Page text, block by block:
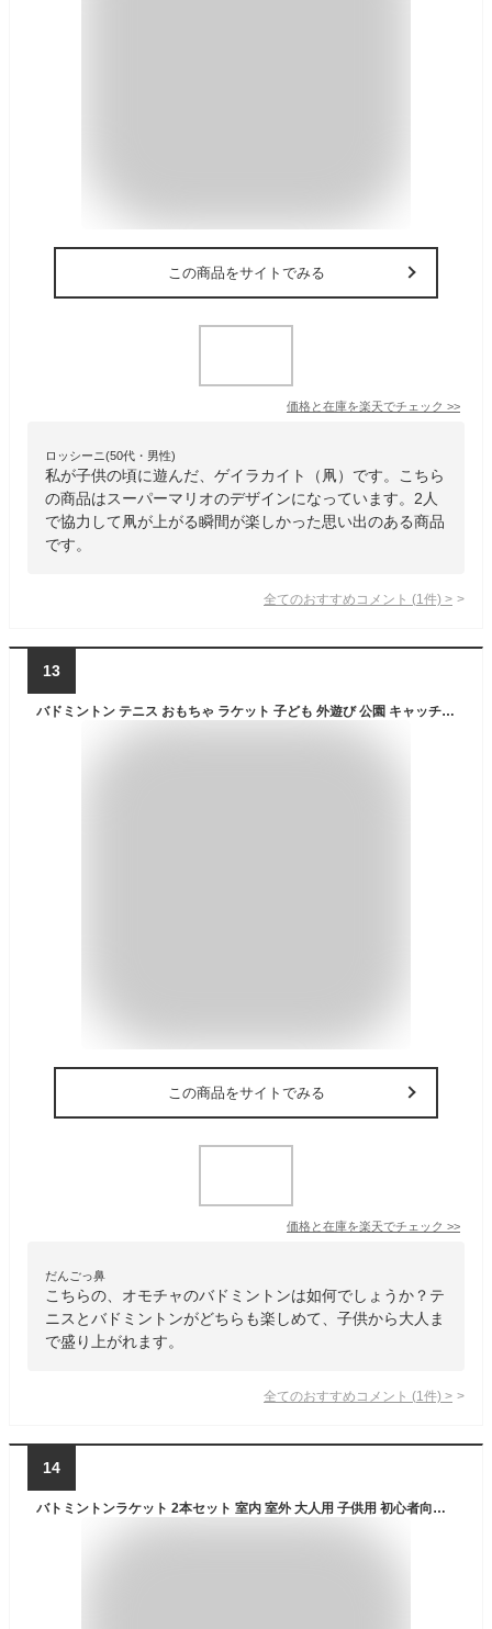
この商品をサイトでみる
価格と在庫を楽天でチェック >>
ロッシーニ(50代・男性)
私が子供の頃に遊んだ、ゲイラカイト（凧）です。こちら
の商品はスーパーマリオのデザインになっています。2人
で協力して凧が上がる瞬間が楽しかった思い出のある商品
です。
全てのおすすめコメント (1 件) >
13
バドミントン テニス おもちゃ ラケット 子ども 外遊び 公園 キャッチボール 室内 室外 レジャー 大人も楽しめる
この商品をサイトでみる
価格と在庫を楽天でチェック >>
だんごっ鼻
こちらの、オモチャのバドミントンは如何でしょうか？テ
ニスとバドミントンがどちらも楽しめて、子供から大人ま
で盛り上がれます。
全てのおすすめコメント (1 件) >
14
バトミントンラケット 2本セット 室内 室外 大人用 子供用 初心者向け トレーニング用 軽量 ダブルラケット シャトル3個 収納ケース 頑丈 練習用 軽い 使いやすい 送料無料